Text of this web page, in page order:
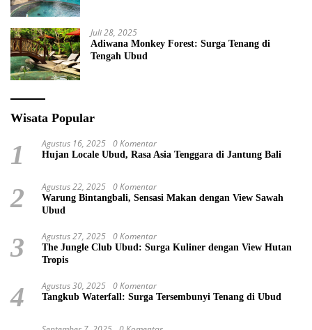
Juli 28, 2025
Adiwana Monkey Forest: Surga Tenang di
Tengah Ubud
Wisata Popular
1 Agustus 16, 2025 0 Komentar
Hujan Locale Ubud, Rasa Asia Tenggara di Jantung Bali
2 Agustus 22, 2025 0 Komentar
Warung Bintangbali, Sensasi Makan dengan View Sawah
Ubud
3 Agustus 27, 2025 0 Komentar
The Jungle Club Ubud: Surga Kuliner dengan View Hutan
Tropis
4 Agustus 30, 2025 0 Komentar
Tangkub Waterfall: Surga Tersembunyi Tenang di Ubud